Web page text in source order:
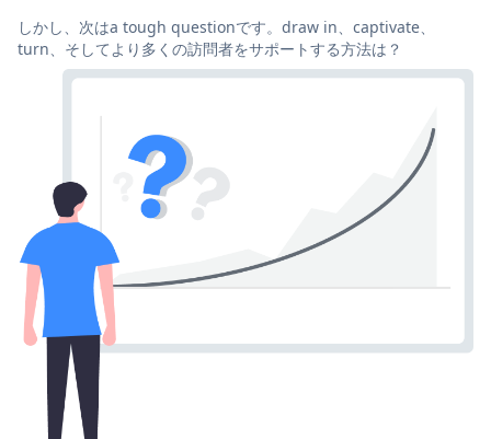
しかし、次はa tough questionです。draw in、captivate、
turn、そしてより多くの訪問者をサポートする方法は？